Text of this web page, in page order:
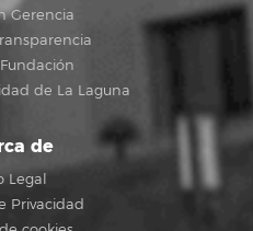
Gerencia
de La Laguna
de
Legal
Privacidad